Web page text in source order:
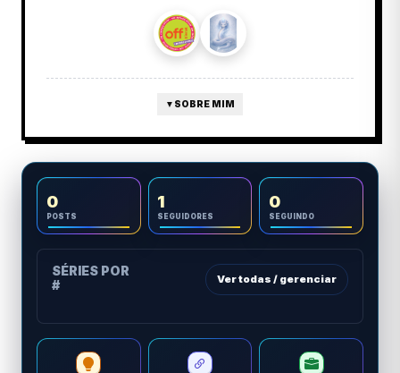
▼ SOBRE MIM
0
POSTS
1
SEGUIDORES
0
SEGUINDO
SÉRIES POR
#
Ver todas / gerenciar